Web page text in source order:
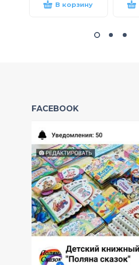
В корзину
FACEBOOK